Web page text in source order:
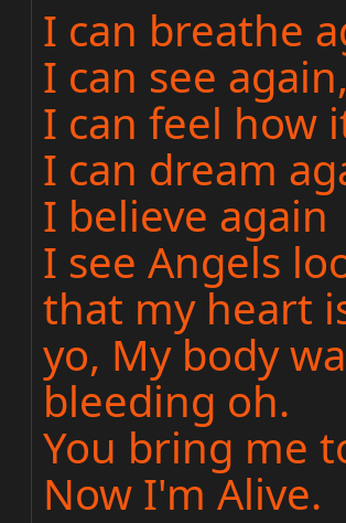
I can breathe
I can see
I can feel how
I can dream
I believe again
I see Angels
that my heart
yo, My body
bleeding oh.
You bring me
Now I'm Alive.